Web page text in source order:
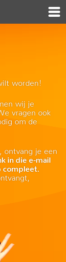
worden!
wij je
vragen ook
om de
ontvang je een
in die e-mail
compleet.